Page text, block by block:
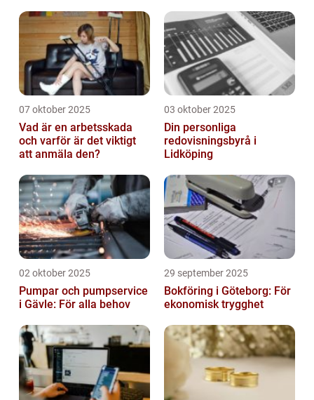
07 oktober 2025
Vad är en arbetsskada
och varför är det viktigt
att anmäla den?
03 oktober 2025
Din personliga
redovisningsbyrå i
Lidköping
02 oktober 2025
Pumpar och pumpservice
i Gävle: För alla behov
29 september 2025
Bokföring i Göteborg: För
ekonomisk trygghet